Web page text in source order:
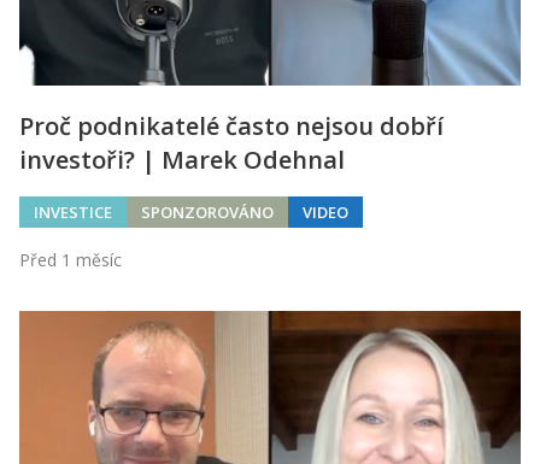
Proč podnikatelé často nejsou dobří
investoři? | Marek Odehnal
INVESTICE SPONZOROVÁNO VIDEO
Před 1 měsíc